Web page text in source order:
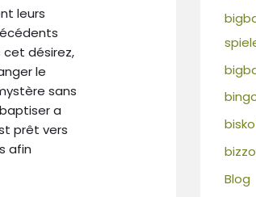
leurs
cet désirez,
le
sans
a
prêt vers
afin
Blog